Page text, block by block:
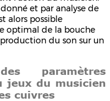
et par analyse de
alors possible
optimal de la bouche
du son sur un
paramètres
jeux du musicien
cuivres